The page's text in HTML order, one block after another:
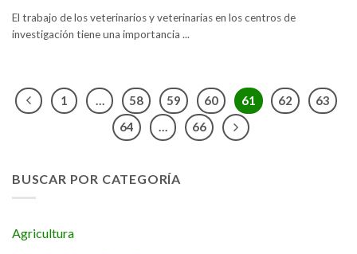
El trabajo de los veterinarios y veterinarias en los centros de
investigación tiene una importancia ...
1 58 59 60 61 62
63
64
… 66
BUSCAR POR CATEGORÍA
Agricultura